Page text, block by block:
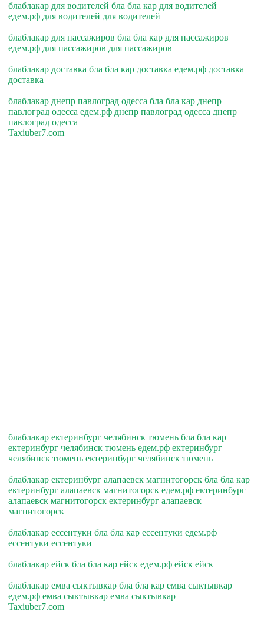
блаблакар для водителей бла бла кар для водителей
едем.рф для водителей для водителей
блаблакар для пассажиров бла бла кар для пассажиров
едем.рф для пассажиров для пассажиров
блаблакар доставка бла бла кар доставка едем.рф доставка
доставка
блаблакар днепр павлоград одесса бла бла кар днепр
павлоград одесса едем.рф днепр павлоград одесса днепр
павлоград одесса
Taxiuber7.com
блаблакар ектеринбург челябинск тюмень бла бла кар
ектеринбург челябинск тюмень едем.рф ектеринбург
челябинск тюмень ектеринбург челябинск тюмень
блаблакар ектеринбург алапаевск магнитогорск бла бла кар
ектеринбург алапаевск магнитогорск едем.рф ектеринбург
алапаевск магнитогорск ектеринбург алапаевск
магнитогорск
блаблакар ессентуки бла бла кар ессентуки едем.рф
ессентуки ессентуки
блаблакар ейск бла бла кар ейск едем.рф ейск ейск
блаблакар емва сыктывкар бла бла кар емва сыктывкар
едем.рф емва сыктывкар емва сыктывкар
Taxiuber7.com